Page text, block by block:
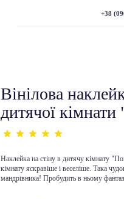
+38
Вінілова
дитячої
Наклейка на стіну в дитячу кімнату
кімнату яскравіше і веселіше. Така
мандрівника! Пробудить в ньому